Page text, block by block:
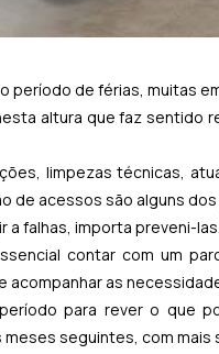
período de férias, muitas
altura que faz sentido
limpezas técnicas,
de acessos são alguns
a falhas, importa preveni-las.
contar com um
acompanhar as
para rever o que
seguintes, com